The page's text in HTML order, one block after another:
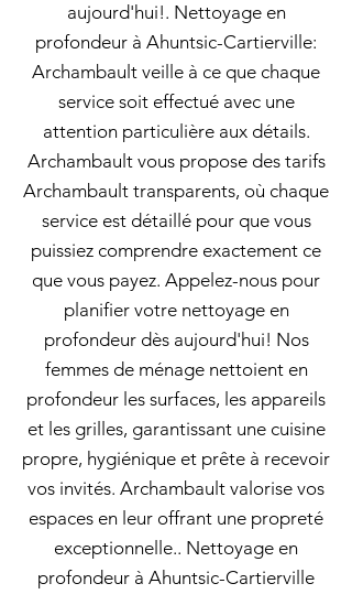
aujourd'hui!. Nettoyage en
profondeur à Ahuntsic-Cartierville:
Archambault veille à ce que chaque
service soit effectué avec une
attention particulière aux détails.
Archambault vous propose des tarifs
Archambault transparents, où chaque
service est détaillé pour que vous
puissiez comprendre exactement ce
que vous payez. Appelez-nous pour
planifier votre nettoyage en
profondeur dès aujourd'hui! Nos
femmes de ménage nettoient en
profondeur les surfaces, les appareils
et les grilles, garantissant une cuisine
propre, hygiénique et prête à recevoir
vos invités. Archambault valorise vos
espaces en leur offrant une propreté
exceptionnelle.. Nettoyage en
profondeur à Ahuntsic-Cartierville